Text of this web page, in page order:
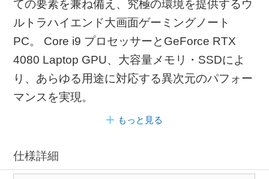
ての要素を兼ね備え、究極の環境を提供するウ
ルトラハイエンド大画面ゲーミングノート
PC。 Core i9 プロセッサーとGeForce RTX
4080 Laptop GPU、大容量メモリ・SSDによ
り、あらゆる用途に対応する異次元のパフォー
マンスを実現。
もっと見る
仕様詳細